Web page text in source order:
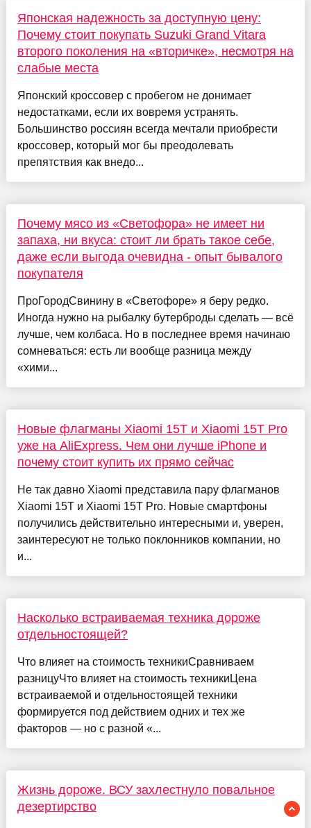
Японская надежность за доступную цену:
Почему стоит покупать Suzuki Grand Vitara
второго поколения на «вторичке», несмотря на
слабые места
Японский кроссовер с пробегом не донимает
недостатками, если их вовремя устранять.
Большинство россиян всегда мечтали приобрести
кроссовер, который мог бы преодолевать
препятствия как внедо...
Почему мясо из «Светофора» не имеет ни
запаха, ни вкуса: стоит ли брать такое себе,
даже если выгода очевидна - опыт бывалого
покупателя
ПроГородСвинину в «Светофоре» я беру редко.
Иногда нужно на рыбалку бутерброды сделать — всё
лучше, чем колбаса. Но в последнее время начинаю
сомневаться: есть ли вообще разница между
«хими...
Новые флагманы Xiaomi 15T и Xiaomi 15T Pro
уже на AliExpress. Чем они лучше iPhone и
почему стоит купить их прямо сейчас
Не так давно Xiaomi представила пару флагманов
Xiaomi 15T и Xiaomi 15T Pro. Новые смартфоны
получились действительно интересными и, уверен,
заинтересуют не только поклонников компании, но
и...
Насколько встраиваемая техника дороже
отдельностоящей?
Что влияет на стоимость техникиСравниваем
разницуЧто влияет на стоимость техникиЦена
встраиваемой и отдельностоящей техники
формируется под действием одних и тех же
факторов — но с разной «...
Жизнь дороже. ВСУ захлестнуло повальное
дезертирство